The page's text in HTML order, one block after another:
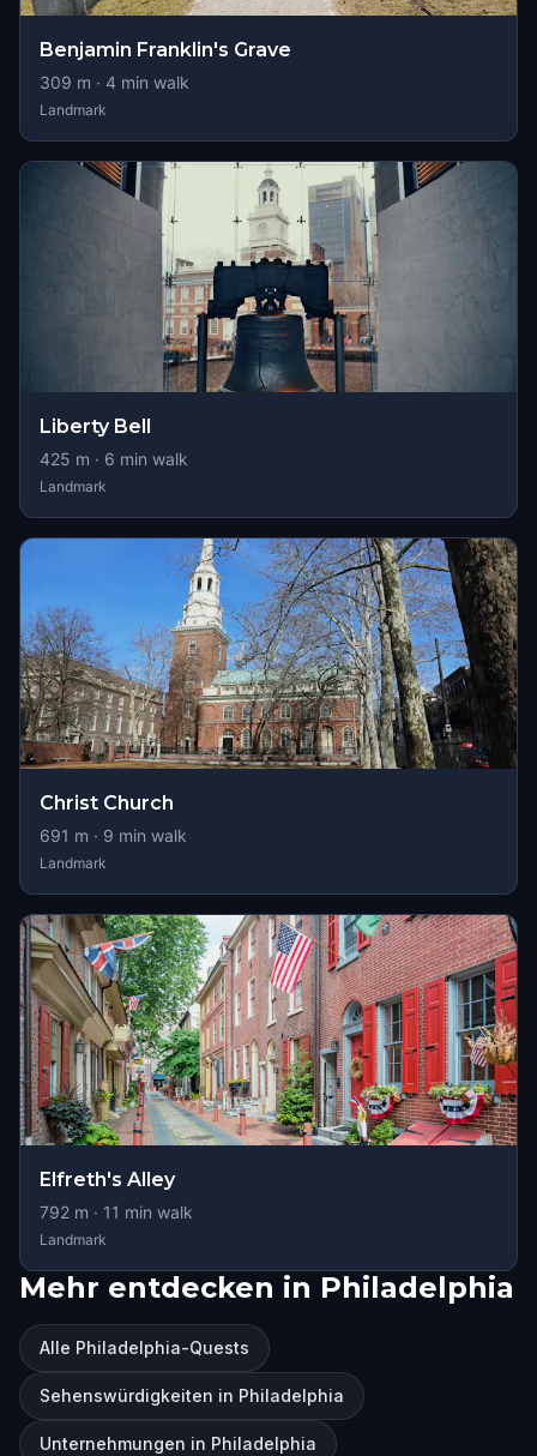
Benjamin Franklin's Grave
309 m · 4 min walk
Landmark
Liberty Bell
425 m · 6 min walk
Landmark
Christ Church
691 m · 9 min walk
Landmark
Elfreth's Alley
792 m · 11 min walk
Landmark
Mehr entdecken in Philadelphia
Alle Philadelphia-Quests
Sehenswürdigkeiten in Philadelphia
Unternehmungen in Philadelphia